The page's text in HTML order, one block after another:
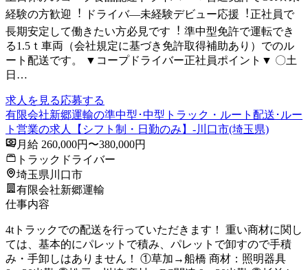
経験の⽅歓迎︕ ドライバ―未経験デビュー応援︕正社員で
⻑期安定して働きたい⽅必⾒です︕ 準中型免許で運転でき
る1.5ｔ⾞両（会社規定に基づき免許取得補助あり）でのル
ート配送です。 ▼コープドライバー正社員ポイント▼ 〇⼟
⽇…
求人を見る応募する
有限会社新郷運輸の準中型･中型トラック・ルート配送･ルー
ト営業の求人【シフト制・日勤のみ】-川口市(埼玉県)
月給 260,000円〜380,000円
トラックドライバー
埼玉県川口市
有限会社新郷運輸
仕事内容
4tトラックでの配送を行っていただきます！ 重い商材に関し
ては、基本的にパレットで積み、パレットで卸すので手積
み・手卸しはありません！ ①草加→船橋 商材：照明器具